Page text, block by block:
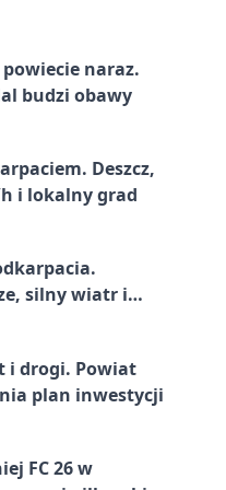
powiecie naraz.
budzi obawy
Deszcz,
i lokalny grad
silny wiatr i
i drogi. Powiat
plan inwestycji
FC 26 w